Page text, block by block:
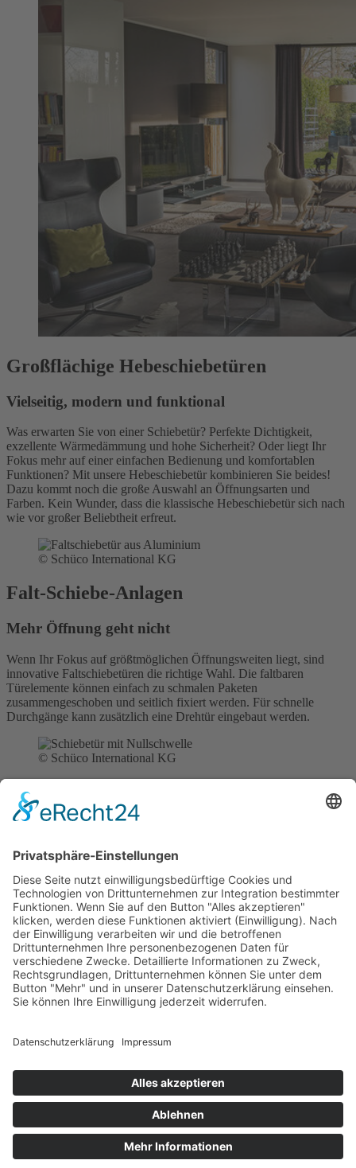
Großflächige Hebeschiebetüren
Vielseitig, modern und funktional
Was erwarten Sie von einer Schiebetür? Perfekte Dichtigkeit,
exzellente Wärmedämmung und hohe Sicherheit? Oder liegt Ihr
Fokus mehr auf einer einfachen Bedienung und komfortablen
Funktionen? Mit unsere Hebeschiebetür kombinieren Sie beides!
Dazu kommt noch die große Auswahl an Öffnungsarten und
Farben. Kein Wunder, dass die klassische Hebeschiebetür sich nach
wie vor großer Beliebtheit erfreut.
© Schüco International KG
Falt-Schiebe-Anlagen
Mehr Öffnung geht nicht
Wenn Ihr Fokus auf größtmöglichen Öffnungsweiten liegt, sind
innovative Faltschiebetüren die richtige Wahl. Die faltbaren
Türelemente können einfach zu schmalen Paketen
zusammengeschoben und seitlich fixiert werden. Für schnelle
Durchgänge kann zusätzlich eine Drehtür eingebaut werden.
© Schüco International KG
Barrierefreie Nullschwelle
Durchgänge ohne Stolperfalle
Barrierefreiheit ist ein wichtiges Thema, im Wohn- wie im
Nullschwelle verfügbar und sorgen so für barrierefreie Durchgänge.
Nicht nur Menschen mit körperlichen Einschränkungen freuen sich
darüber.
Klein Metallbau
In der Struth 2
Leistungen
Jobs im Metallbau